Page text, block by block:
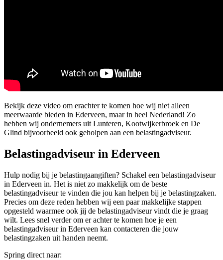
Bekijk deze video om erachter te komen hoe wij niet alleen
meerwaarde bieden in Ederveen, maar in heel Nederland! Zo
hebben wij ondernemers uit Lunteren, Kootwijkerbroek en De
Glind bijvoorbeeld ook geholpen aan een belastingadviseur.
Belastingadviseur in Ederveen
Hulp nodig bij je belastingaangiften? Schakel een belastingadviseur
in Ederveen in. Het is niet zo makkelijk om de beste
belastingadviseur te vinden die jou kan helpen bij je belastingzaken.
Precies om deze reden hebben wij een paar makkelijke stappen
opgesteld waarmee ook jij de belastingadviseur vindt die je graag
wilt. Lees snel verder om er achter te komen hoe je een
belastingadviseur in Ederveen kan contacteren die jouw
belastingzaken uit handen neemt.
Spring direct naar: